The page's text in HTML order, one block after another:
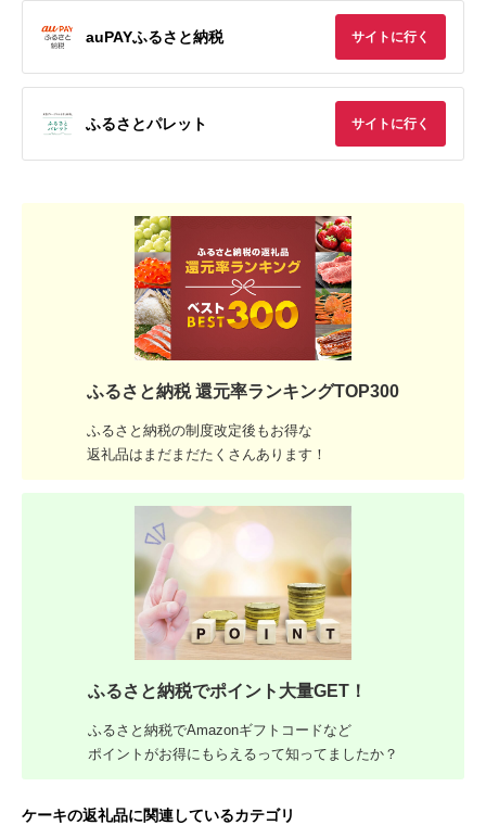
auPAYふるさと納税 サイトに行く
ふるさとパレット サイトに行く
ふるさと納税 還元率ランキングTOP300
ふるさと納税の制度改定後もお得な
返礼品はまだまだたくさんあります！
ふるさと納税でポイント大量GET！
ふるさと納税でAmazonギフトコードなど
ポイントがお得にもらえるって知ってましたか？
ケーキの返礼品に関連しているカテゴリ